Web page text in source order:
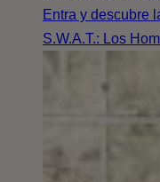
Entra y descubre
S.W.A.T.: Los